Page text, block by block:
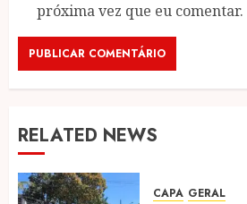
próxima vez que eu comentar.
RELATED NEWS
CAPA GERAL